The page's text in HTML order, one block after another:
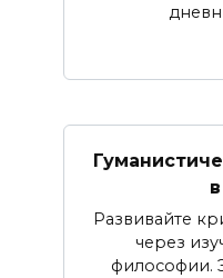
Развивайте
через
философии.